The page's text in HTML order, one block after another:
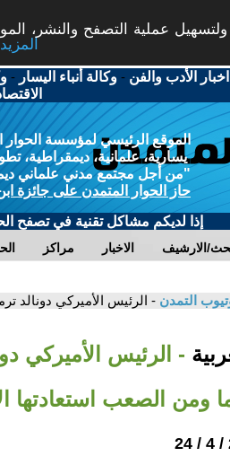
عملية التصفح والنشر،
More info - المزيد
اخبار الأدب والفن -وكالة أنباء اليسار -
الموقع الرئيسي لمؤسسة الحوار
يسارية، علمانية، ديمقراطية،
"من أجل مجتمع مدني علماني
حاز الحوار المتمدن على جائزة
إذا لديكم مشاكل تقنية في تصفح
مراكز الاخبار الارشيف
التمدن - الرئيس الأميركي دونالد
- الرئيس الأميركي
ومن الصعب استعادتها